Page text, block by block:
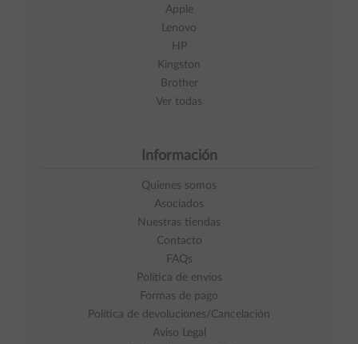
Apple
Lenovo
HP
Kingston
Brother
Ver todas
Información
Quienes somos
Asociados
Nuestras tiendas
Contacto
FAQs
Política de envíos
Formas de pago
Política de devoluciones/Cancelación
Aviso Legal